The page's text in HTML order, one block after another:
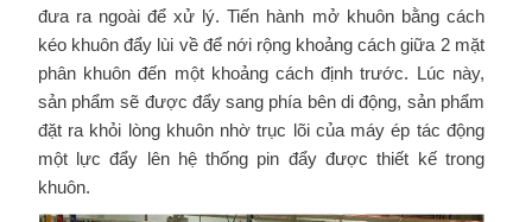
đưa ra ngoài để xử lý. Tiến hành mở khuôn bằng cách
kéo khuôn đẩy lùi về để nới rộng khoảng cách giữa 2 mặt
phân khuôn đến một khoảng cách định trước. Lúc này,
sản phẩm sẽ được đẩy sang phía bên di động, sản phẩm
đặt ra khỏi lòng khuôn nhờ trục lõi của máy ép tác động
một lực đẩy lên hệ thống pin đẩy được thiết kế trong
khuôn.